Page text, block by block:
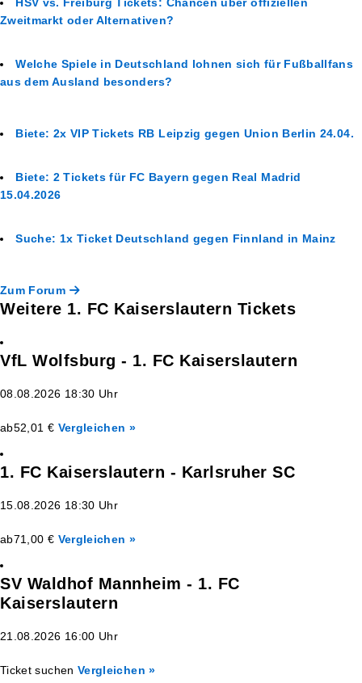
HSV vs. Freiburg Tickets: Chancen über offiziellen
Zweitmarkt oder Alternativen?
Welche Spiele in Deutschland lohnen sich für Fußballfans
aus dem Ausland besonders?
Biete: 2x VIP Tickets RB Leipzig gegen Union Berlin 24.04.
Biete: 2 Tickets für FC Bayern gegen Real Madrid
15.04.2026
Suche: 1x Ticket Deutschland gegen Finnland in Mainz
Zum Forum
Weitere 1. FC Kaiserslautern Tickets
VfL Wolfsburg - 1. FC Kaiserslautern
08.08.2026 18:30 Uhr
ab52,01 € Vergleichen »
1. FC Kaiserslautern - Karlsruher SC
15.08.2026 18:30 Uhr
ab71,00 € Vergleichen »
SV Waldhof Mannheim - 1. FC
Kaiserslautern
21.08.2026 16:00 Uhr
Ticket suchen Vergleichen »